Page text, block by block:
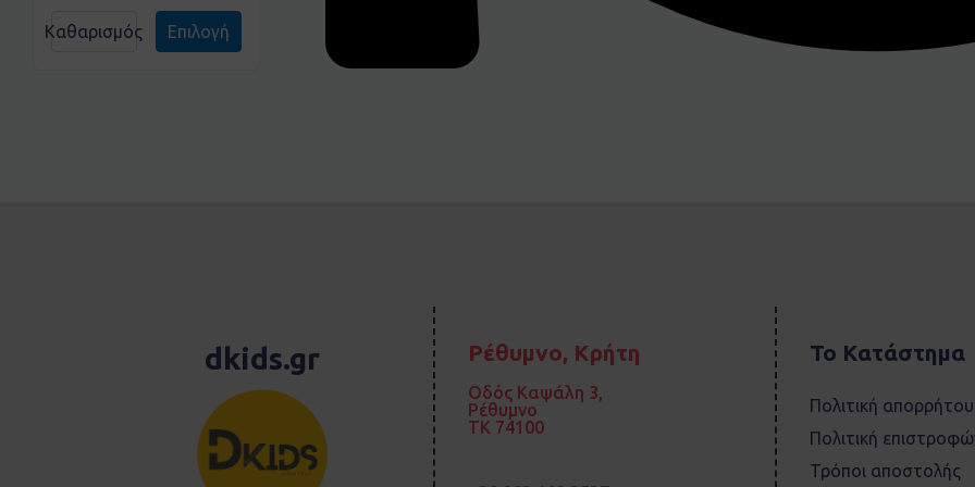
Επιλογή
Καθαρισμός
dkids.gr Ρέθυμνο, Κρήτη
Οδός Καψάλη 3,
Ρέθυμνο
TK 74100
Το Κατάστημα
Πολιτική απορρήτου
Πολιτική
Τρόποι αποστολής